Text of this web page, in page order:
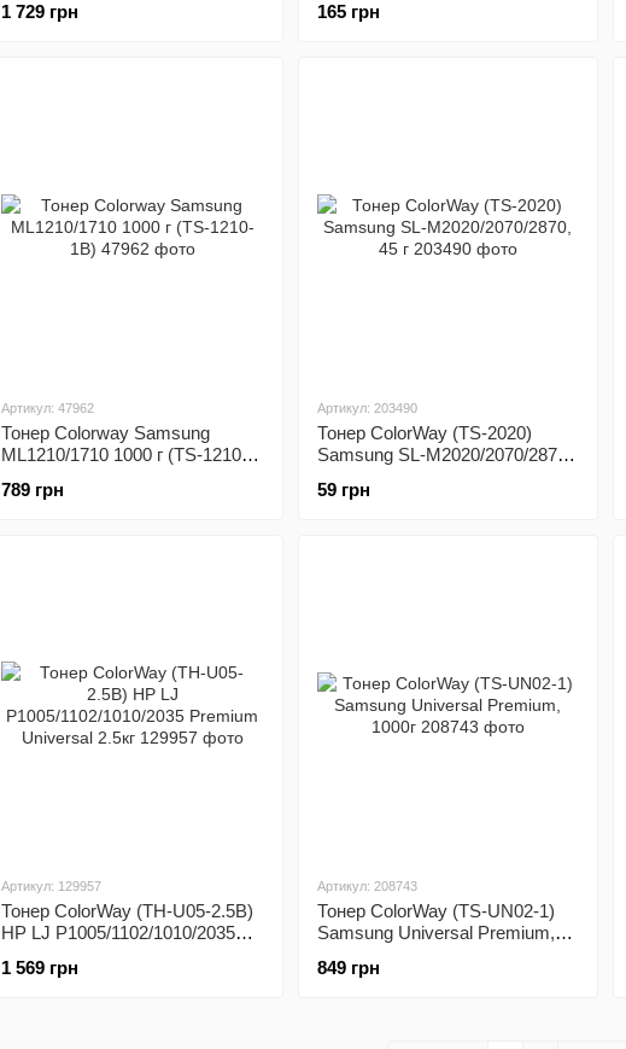
1 729 грн
165 грн
Артикул: 47962
Тонер Colorway Samsung
ML1210/1710 1000 г (TS-1210-
789 грн
Артикул: 203490
Тонер ColorWay (TS-2020)
Samsung SL-M2020/2070/2870,
59 грн
Артикул: 129957
Тонер ColorWay (TH-U05-2.5B)
HP LJ P1005/1102/1010/2035
1 569 грн
Артикул: 208743
Тонер ColorWay (TS-UN02-1)
Samsung Universal Premium,
849 грн